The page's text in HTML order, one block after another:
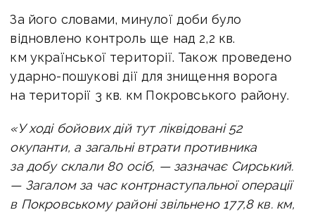
За його словами, минулої доби було
відновлено контроль ще над 2,2 кв.
км української території. Також проведено
ударно-пошукові дії для знищення ворога
на території 3 кв. км Покровського району.
«У ході бойових дій тут ліквідовані 52
окупанти, а загальні втрати противника
за добу склали 80 осіб, — зазначає Сирський.
— Загалом за час контрнаступальної операції
в Покровському районі звільнено 177,8 кв. км,